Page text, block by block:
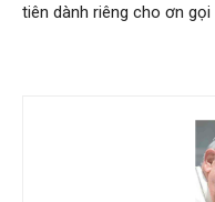
tiên dành riêng cho ơn gọi